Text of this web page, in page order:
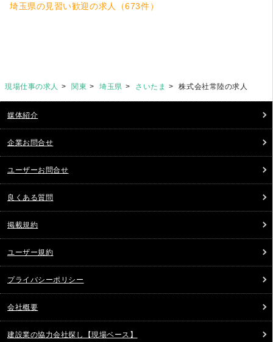
埼玉県の見習い歓迎の求人（673件）
現場仕事の求人 関東 埼玉県 さいたま 株式会社常陸の求人
媒体紹介
企業お問合せ
ユーザーお問合せ
良くある質問
掲載規約
ユーザー規約
プライバシーポリシー
会社概要
建設業の協力会社探し【現場ベース】